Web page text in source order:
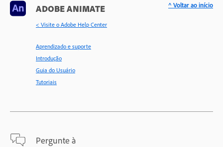
ADOBE ANIMATE
< Visite o Adobe Help Center
Aprendizado e suporte
Introdução
Guia do Usuário
Tutoriais
Pergunte à
^ Voltar ao início